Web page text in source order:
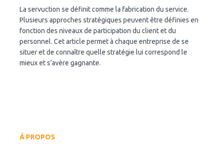
La servuction se définit comme la fabrication du service.
Plusieurs approches stratégiques peuvent être définies en
fonction des niveaux de participation du client et du
personnel. Cet article permet à chaque entreprise de se
situer et de connaître quelle stratégie lui correspond le
mieux et s’avère gagnante.
À PROPOS